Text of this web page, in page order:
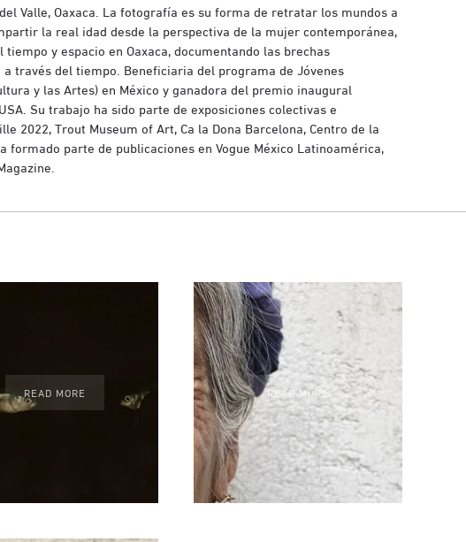
Valle, Oaxaca. La fotografía es su forma de retratar los mundos a
la real idad desde la perspectiva de la mujer contemporánea,
y espacio en Oaxaca, documentando las brechas
través del tiempo. Beneficiaria del programa de Jóvenes
y las Artes) en México y ganadora del premio inaugural
Su trabajo ha sido parte de exposiciones colectivas e
2022, Trout Museum of Art, Ca la Dona Barcelona, Centro de la
formado parte de publicaciones en Vogue México Latinoamérica,
READ MORE READ MORE